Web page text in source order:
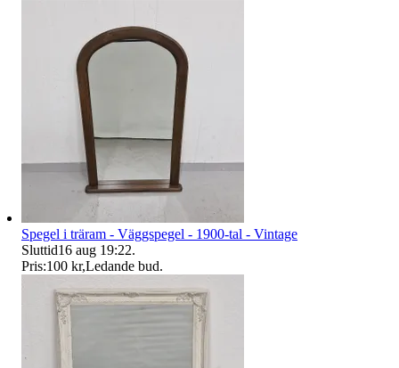
Spegel i träram - Väggspegel - 1900-tal - Vintage
Sluttid16 aug 19:22.
Pris:100 kr,Ledande bud.